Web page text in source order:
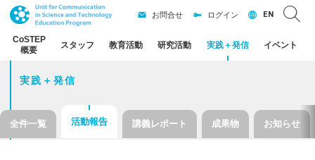
CoSTEP
概要
スタッフ 教育活動 研究活動 実践＋発信 イベント
お問合せ ログイン EN
実践＋発信
全件一覧 活動報告 講義レポート 成果物 お知らせ